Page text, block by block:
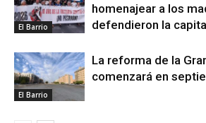
El Barrio
homenajear a los
defendieron la
El Barrio
La reforma de la
comenzará en